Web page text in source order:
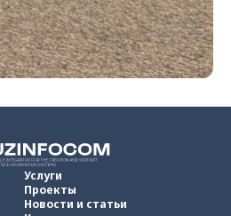
Услуги
Проекты
Новости и статьи